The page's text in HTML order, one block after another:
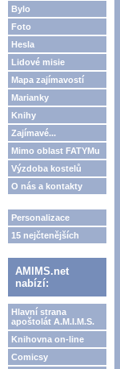
Bylo
Foto
Hesla
Lidové misie
Mapa zajímavostí
Marianky
Knihy
Zajímavé...
Mimo oblast FATYMu
Výzdoba kostelů
O nás a kontakty
Personalizace
15 nejčtenějších
AMIMS.net
nabízí:
Hlavní strana
apoštolát A.M.I.M.S.
Knihovna on-line
Comicsy